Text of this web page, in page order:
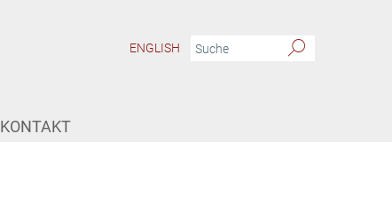
ENGLISH
KONTAKT